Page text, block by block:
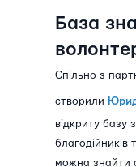
База
Спільно з
створили
відкриту базу
можна знайти